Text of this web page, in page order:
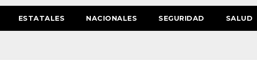
ESTATALES NACIONALES SEGURIDAD SALUD